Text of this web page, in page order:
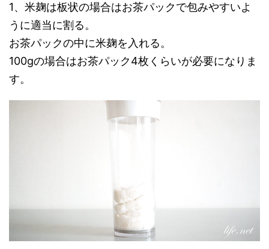
1、米麹は板状の場合はお茶パックで包みやすいよ
うに適当に割る。
お茶パックの中に米麹を入れる。
100gの場合はお茶パック4枚くらいが必要になりま
す。